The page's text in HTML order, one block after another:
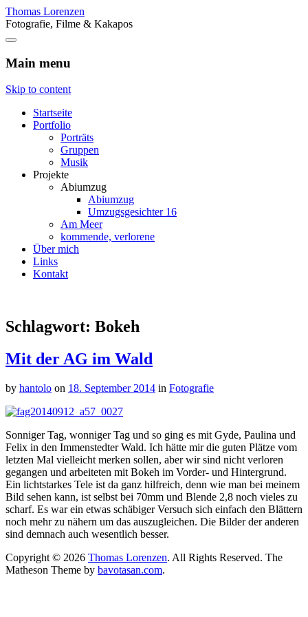
Thomas Lorenzen
Fotografie, Filme & Kakapos
Main menu
Skip to content
Startseite
Portfolio
Porträts
Gruppen
Musik
Projekte
Abiumzug
Abiumzug
Umzugsgesichter 16
Am Meer
kommende, verlorene
Über mich
Links
Kontakt
Schlagwort: Bokeh
Mit der AG im Wald
by hantolo on 18. September 2014 in Fotografie
Sonniger Tag, wonniger Tag und so ging es mit Gyde, Paulina und
Felix in den Immenstedter Wald. Ich hätte mir die guten Plätze vom
letzten Mal vielleicht merken sollen, aber wir sind nicht verloren
gegangen und arbeiteten mit Bokeh im Vorder- und Hintergrund.
Ein lichtstarkes Tele ist da ganz hilfreich, denn wie man bei meinem
Bild sehen kann, ist selbst bei 70mm und Blende 2,8 noch vieles zu
scharf. Es war ein etwas schäbiger Versuch sich einfach den Blättern
noch mehr zu nähern um das auszugleichen. Die Bilder der anderen
sind demnach auch wesentlich besser.
Copyright © 2026 Thomas Lorenzen. All Rights Reserved. The
Matheson Theme by bavotasan.com.